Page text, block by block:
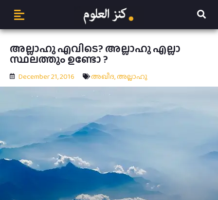
അല്ലാഹു എവിടെ? അല്ലാഹു എല്ലാ
സ്ഥലത്തും ഉണ്ടോ ?
December 21, 2016 അഖീദ,അല്ലാഹു